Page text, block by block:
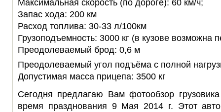
Максимальная скорость (по дороге): 60 км/ч;
Запас хода: 200 км
Расход топлива: 30-33 л/100км
Грузоподъемность: 3000 кг (в кузове возможна
Преодолеваемый брод: 0,6 м
Преодолеваемый угол подъёма с полной
Допустимая масса прицепа: 3500 кг
Сегодня предлагаю Вам фотообзор
время празднования 9 Мая 2014 г. Этот